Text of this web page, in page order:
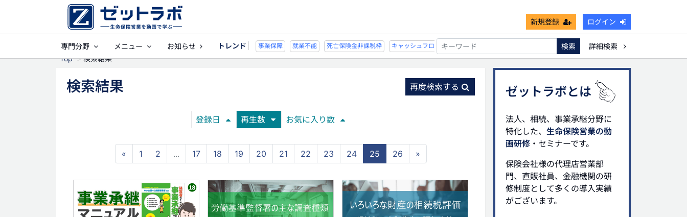
新規登録 ログイン
専門分野 メニュー お知らせ トレンド
事業保障 就業不能 死亡保険金非課税枠 キャッシュフロー 宗教法人 事業保障 就業不能 死亡保険金非課税枠 キャッシュフロー 宗教法人
検索
詳細検索
Top
検索結果
検索結果 再度検索する
登録日 再生数 お気に入り数
« 1 2 ... 17 18 19 20 21 22 23 24 25 26 »
ゼットラボとは
法人、相続、事業承継分野に
特化した、 生命保険営業の動
画研修 ・セミナーです。
保険会社様の代理店営業部
門、直販社員、金融機関の研
修制度として多くの導入実績
がございます。